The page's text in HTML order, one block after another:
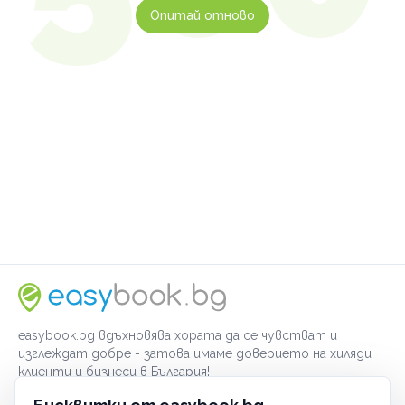
Опитай отново
easybook.bg вдъхновява хората да се чувстват и
изглеждат добре - затова имаме доверието на хиляди
клиенти и бизнеси в България!